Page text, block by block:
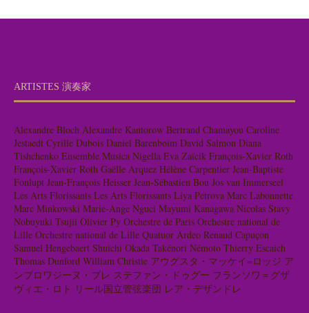
ARTISTES 演奏家
Alexandre Bloch Alexandre Kantorow Bertrand Chamayou Caroline
Jestaedt Cyrille Dubois Daniel Barenboim David Salmon Diana
Tishchenko Ensemble Musica Nigella Eva Zaïcik François-Xavier Roth
François-Xavier Roth Gaëlle Arquez Hélène Carpentier Jean-Baptiste
Fonlupt Jean-François Heisser Jean-Sébastien Bou Jos van Immerseel
Les Arts Florissants Les Arts Florissants Liya Petrova Marc Labonnette
Marc Minkowski Marie-Ange Nguci Mayumi Kanagawa Nicolas Stavy
Nobuyuki Tsujii Olivier Py Orchestre de Paris Orchestre national de
Lille Orchestre national de Lille Quatuor Ardeo Renaud Capuçon
Samuel Hengebaert Shuichi Okada Takénori Némoto Thierry Escaich
Thomas Dunford William Christie アウグスタ・マッケイ=ロッジ ア
ンブロワジーヌ・ブレ ステファン・ドゥグー フランソワ＝グザ
ヴィエ・ロト リール国立管弦楽団 レア・デザンドレ